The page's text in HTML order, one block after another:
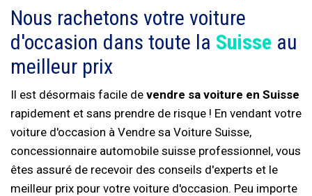
Nous rachetons votre voiture
d'occasion dans toute la Suisse au
meilleur prix
Il est désormais facile de vendre sa voiture en Suisse
rapidement et sans prendre de risque ! En vendant votre
voiture d'occasion à Vendre sa Voiture Suisse,
concessionnaire automobile suisse professionnel, vous
êtes assuré de recevoir des conseils d'experts et le
meilleur prix pour votre voiture d'occasion. Peu importe